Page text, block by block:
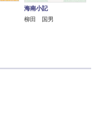
海南小記
柳田 国男